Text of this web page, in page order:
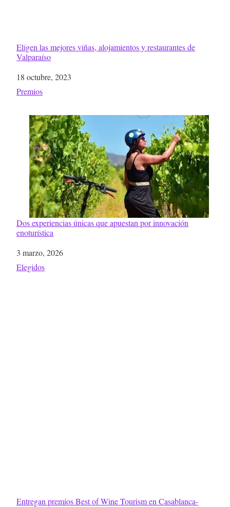
Eligen las mejores viñas, alojamientos y restaurantes de
Valparaíso
Fecha
18 octubre, 2023
Respecto a
Premios
Dos experiencias únicas que apuestan por innovación
enoturística
Fecha
3 marzo, 2026
Respecto a
Elegidos
Entregan premios Best of Wine Tourism en Casablanca-